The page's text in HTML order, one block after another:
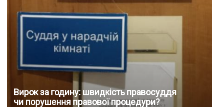
Вирок за годину: швидкість правосуддя
чи порушення правової процедури?